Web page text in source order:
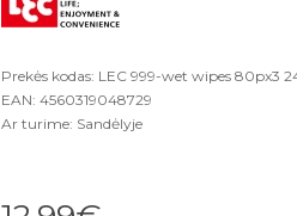
Prekės kodas: LEC 999-wet wipes 80px3
EAN: 4560319048729
Ar turime: Sandėlyje